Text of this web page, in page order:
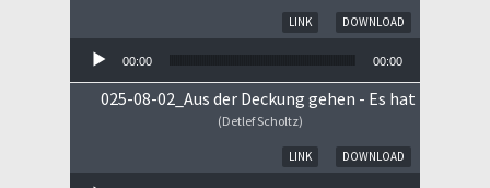
DOWNLOAD
LINK
00:00 00:00
025-08-02_Aus der Deckung gehen - Es hat
(Detlef Scholtz)
DOWNLOAD
LINK